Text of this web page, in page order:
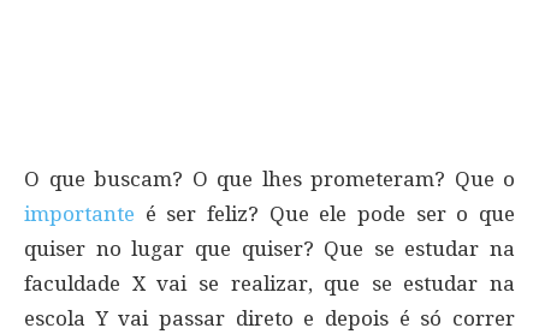
O que buscam? O que lhes prometeram? Que o
importante é ser feliz? Que ele pode ser o que
quiser no lugar que quiser? Que se estudar na
faculdade X vai se realizar, que se estudar na
escola Y vai passar direto e depois é só correr